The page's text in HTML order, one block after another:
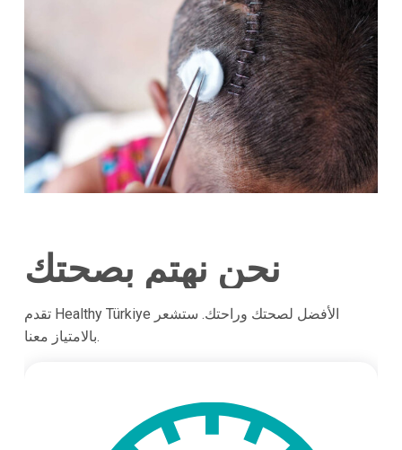
نحن نهتم بصحتك
تقدم Healthy Türkiye الأفضل لصحتك وراحتك. ستشعر
بالامتياز معنا.